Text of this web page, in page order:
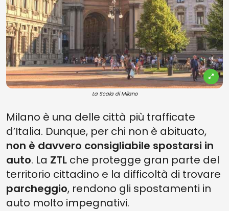
La Scala di Milano
Milano è una delle città più trafficate
d’Italia. Dunque, per chi non è abituato,
non è davvero consigliabile spostarsi in
auto. La ZTL che protegge gran parte del
territorio cittadino e la difficoltà di trovare
parcheggio, rendono gli spostamenti in
auto molto impegnativi.